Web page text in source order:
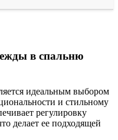
в спальню
идеальным выбором
и стильному
регулировку
делает ее подходящей